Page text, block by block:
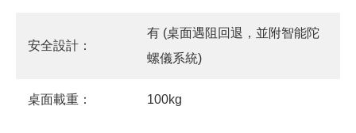
安全設計：
有 (桌面遇阻回退，並附智能陀
螺儀系統)
桌面載重： 100kg